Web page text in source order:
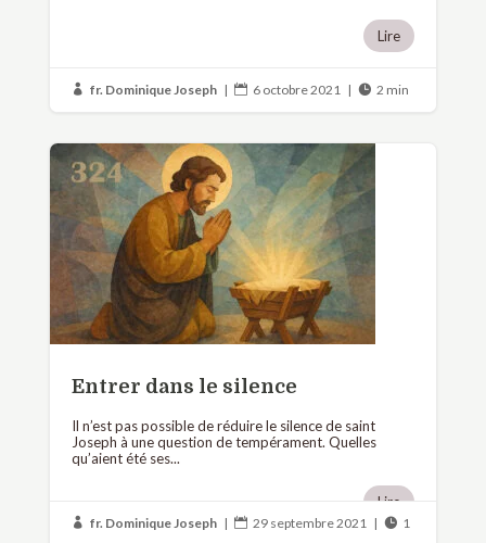
Lire
 fr. Dominique Joseph |  6 octobre 2021 |  2 min
Entrer dans le silence
Il n’est pas possible de réduire le silence de saint
Joseph à une question de tempérament. Quelles
qu’aient été ses...
Lire
 fr. Dominique Joseph |  29 septembre 2021 |  1